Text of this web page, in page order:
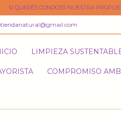
SI QUERÉS CONOCER NUESTRA
LIMPIEZA
COMPROMISO